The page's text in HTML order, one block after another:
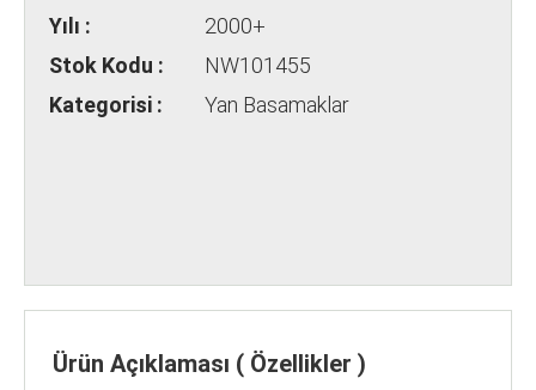
Yılı :
2000+
Stok Kodu :
NW101455
Kategorisi :
Yan Basamaklar
Ürün Açıklaması ( Özellikler )